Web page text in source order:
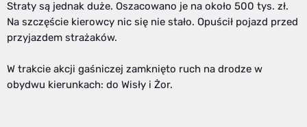
Straty są jednak duże. Oszacowano je na około 500 tys. zł.
Na szczęście kierowcy nic się nie stało. Opuścił pojazd przed
przyjazdem strażaków.
W trakcie akcji gaśniczej zamknięto ruch na drodze w
obydwu kierunkach: do Wisły i Żor.